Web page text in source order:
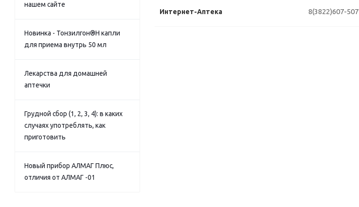
Интернет-Аптека 8(3822)607-507
нашем сайте
Новинка - Тонзилгон®Н капли
для приема внутрь 50 мл
Лекарства для домашней
аптечки
Грудной сбор (1, 2, 3, 4): в каких
случаях употреблять, как
приготовить
Новый прибор АЛМАГ Плюс,
отличия от АЛМАГ -01